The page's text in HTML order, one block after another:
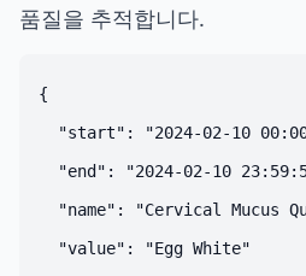
품질을 추적합니다.
{
"start": "2024-02-10
"end": "2024-02-10
"name": "Cervical Mucus
  "value": "Egg White"